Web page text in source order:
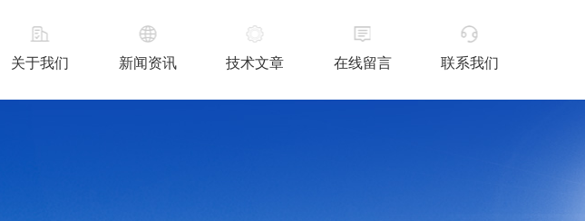
关于我们 新闻资讯 技术文章 在线留言 联系我们